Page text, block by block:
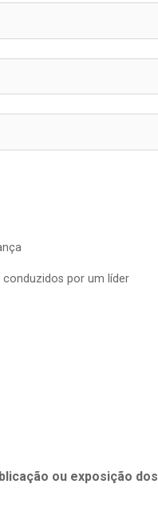
por um líder
ou exposição dos